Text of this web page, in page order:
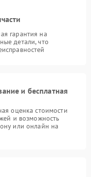
гарантия на
детали, что
и бесплатная
оценка стоимости
и возможность
или онлайн на